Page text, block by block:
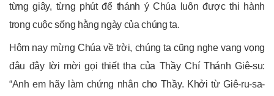
từng giây, từng phút để thánh ý Chúa luôn được thi hành
trong cuộc sống hằng ngày của chúng ta.
Hôm nay mừng Chúa về trời, chúng ta cũng nghe vang vọng
đâu đây lời mời gọi thiết tha của Thầy Chí Thánh Giê-su:
“Anh em hãy làm chứng nhân cho Thầy. Khởi từ Giê-ru-sa-